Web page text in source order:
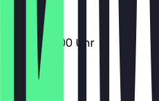
06:00 - 19:00 Uhr